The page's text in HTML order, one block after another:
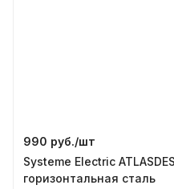
990 руб./шт
Systeme Electric
горизонтальная сталь